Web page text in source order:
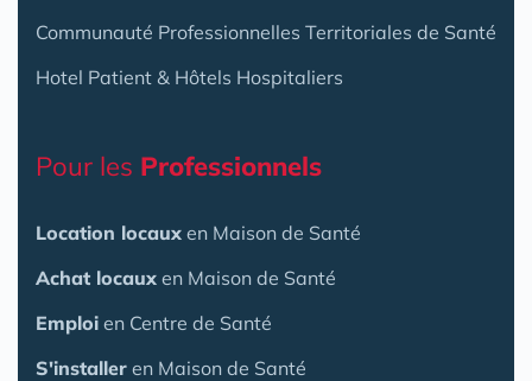
Communauté Professionnelles Territoriales de Santé
Hotel Patient & Hôtels Hospitaliers
Pour les Professionnels
Location locaux en Maison de Santé
Achat locaux en Maison de Santé
Emploi en Centre de Santé
S'installer en Maison de Santé